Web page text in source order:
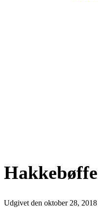
Udgivet den oktober 28, 2018